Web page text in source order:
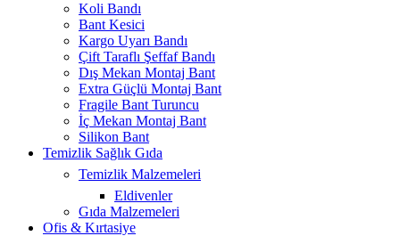
Koli Bandı
Bant Kesici
Kargo Uyarı Bandı
Çift Taraflı Şeffaf Bandı
Dış Mekan Montaj Bant
Extra Güçlü Montaj Bant
Fragile Bant Turuncu
İç Mekan Montaj Bant
Silikon Bant
Temizlik Sağlık Gıda
Temizlik Malzemeleri
Eldivenler
Gıda Malzemeleri
Ofis & Kırtasiye